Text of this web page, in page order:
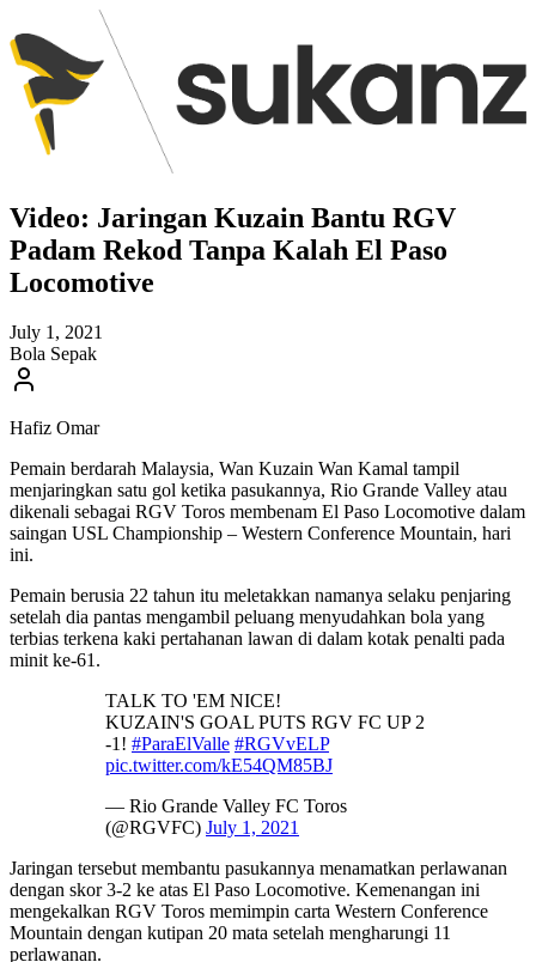
Video: Jaringan Kuzain Bantu RGV
Padam Rekod Tanpa Kalah El Paso
Locomotive
July 1, 2021
Bola Sepak
Hafiz Omar
Pemain berdarah Malaysia, Wan Kuzain Wan Kamal tampil
menjaringkan satu gol ketika pasukannya, Rio Grande Valley atau
dikenali sebagai RGV Toros membenam El Paso Locomotive dalam
saingan USL Championship – Western Conference Mountain, hari
ini.
Pemain berusia 22 tahun itu meletakkan namanya selaku penjaring
setelah dia pantas mengambil peluang menyudahkan bola yang
terbias terkena kaki pertahanan lawan di dalam kotak penalti pada
minit ke-61.
TALK TO 'EM NICE!
KUZAIN'S GOAL PUTS RGV FC UP 2
-1! #ParaElValle #RGVvELP
pic.twitter.com/kE54QM85BJ
— Rio Grande Valley FC Toros
(@RGVFC) July 1, 2021
Jaringan tersebut membantu pasukannya menamatkan perlawanan
dengan skor 3-2 ke atas El Paso Locomotive. Kemenangan ini
mengekalkan RGV Toros memimpin carta Western Conference
Mountain dengan kutipan 20 mata setelah mengharungi 11
perlawanan.